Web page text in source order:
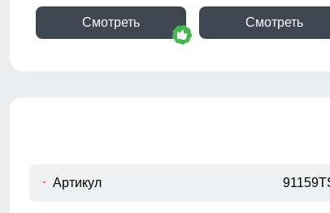
Смотреть Смотреть
Артикул